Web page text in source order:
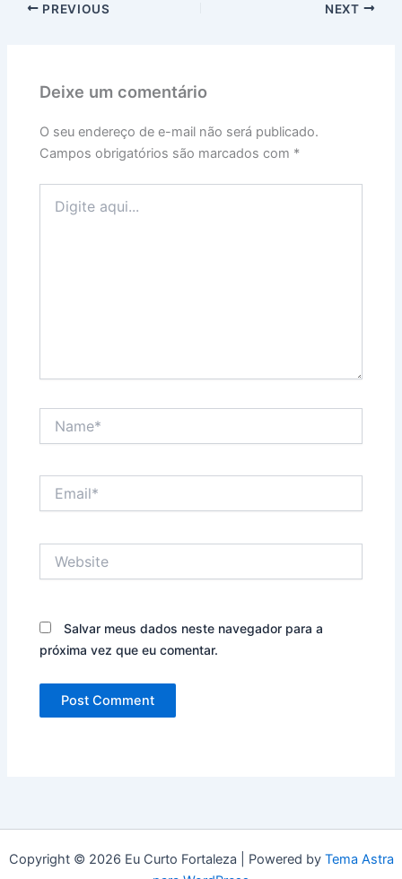
PREVIOUS NEXT
Deixe um comentário
O seu endereço de e-mail não será publicado.
Campos obrigatórios são marcados com *
aqui...
Salvar meus dados neste navegador para a
próxima vez que eu comentar.
Copyright © 2026 Eu Curto Fortaleza | Powered by Tema Astra